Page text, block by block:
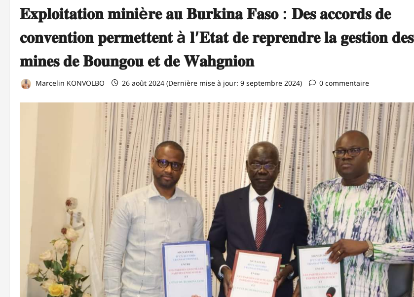
𝐄𝐱𝐩𝐥𝐨𝐢𝐭𝐚𝐭𝐢𝐨𝐧 𝐦𝐢𝐧𝐢è𝐫𝐞 𝐚𝐮 𝐁𝐮𝐫𝐤𝐢𝐧𝐚 𝐅𝐚𝐬𝐨 : 𝐃𝐞𝐬 𝐚𝐜𝐜𝐨𝐫𝐝𝐬 𝐝𝐞
𝐜𝐨𝐧𝐯𝐞𝐧𝐭𝐢𝐨𝐧 𝐩𝐞𝐫𝐦𝐞𝐭𝐭𝐞𝐧𝐭 à 𝐥’𝐄𝐭𝐚𝐭 𝐝𝐞 𝐫𝐞𝐩𝐫𝐞𝐧𝐝𝐫𝐞 𝐥𝐚 𝐠𝐞𝐬𝐭𝐢𝐨𝐧 𝐝𝐞𝐬
𝐦𝐢𝐧𝐞𝐬 𝐝𝐞 𝐁𝐨𝐮𝐧𝐠𝐨𝐮 𝐞𝐭 𝐝𝐞 𝐖𝐚𝐡𝐠𝐧𝐢𝐨𝐧
Marcelin KONVOLBO 26 août 2024 (Dernière mise à jour: 9 septembre 2024) 0 commentaire